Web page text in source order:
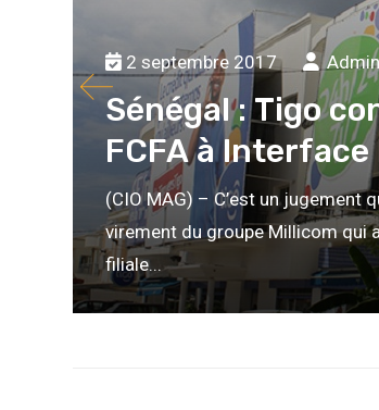
2 septembre 2017
Sénégal : Tigo
FCFA à Interface
(CIO MAG) – C’est un
virement du groupe Millicom qui
filiale...